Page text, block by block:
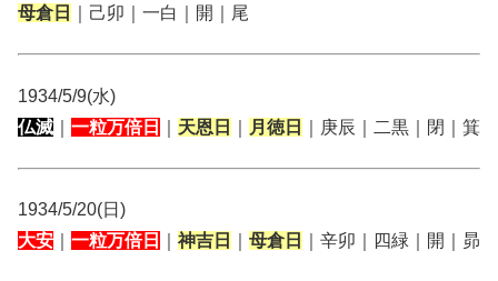
母倉日
｜己卯｜一白｜開｜尾
1934/5/9(水)
仏滅
一粒万倍日 天恩日 月徳日 ｜庚辰｜二黒｜閉｜箕
1934/5/20(日)
大安
一粒万倍日 神吉日 母倉日 ｜辛卯｜四緑｜開｜昴